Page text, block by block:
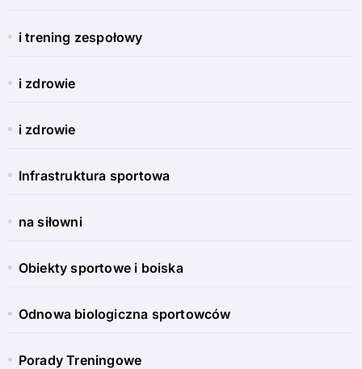
i trening zespołowy
i zdrowie
i zdrowie
Infrastruktura sportowa
na siłowni
Obiekty sportowe i boiska
Odnowa biologiczna sportowców
Porady Treningowe